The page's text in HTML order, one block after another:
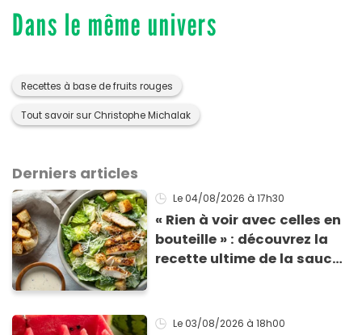
Dans le même univers
Recettes à base de fruits rouges
Tout savoir sur Christophe Michalak
Derniers articles
Le 04/08/2026 à 17h30
« Rien à voir avec celles en
bouteille » : découvrez la
recette ultime de la sauce
Le 03/08/2026 à 18h00